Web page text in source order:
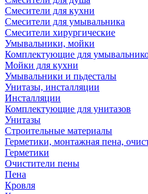
Смесители для кухни
Смесители для умывальника
Смесители хирургические
Умывальники, мойки
Комплектующие для
Мойки для кухни
Умывальники и пьдесталы
Унитазы, инсталляции
Инсталляции
Комплектующие для унитазов
Унитазы
Строительные материалы
Герметики, монтажная пена,
Герметики
Очистители пены
Пена
Кровля